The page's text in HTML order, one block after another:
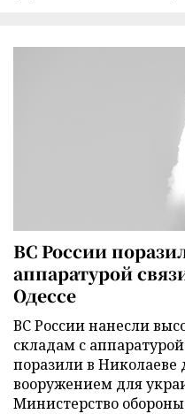
ВС России
аппаратурой
Одессе
ВС России нанесли
складам с
поразили в Николаеве
вооружением для
Министерство